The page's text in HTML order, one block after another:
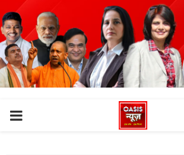
PRIMARY